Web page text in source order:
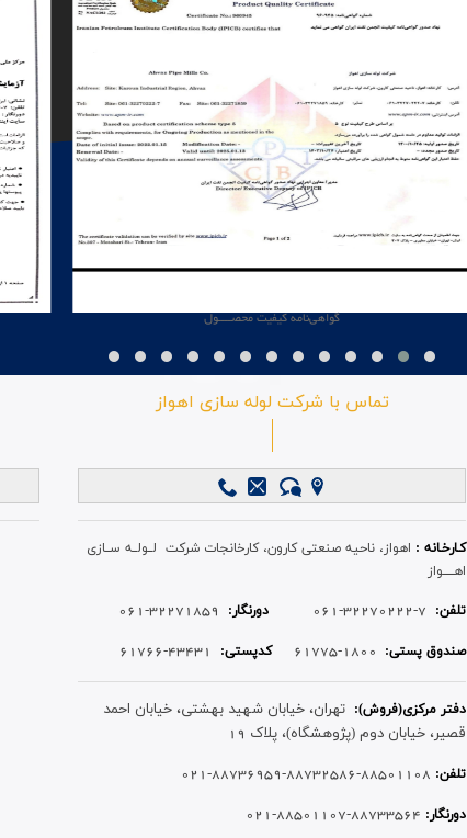
گواهی‌نامه کیفیت محصــــول
تماس با شرکت لوله سازی اهواز
کـارخـانه : اهواز، ناحیه صنعتی کارون، کارخانجات شرکت لــولــه ســازی
اهـــــواز
تلفن: 7-32270222-061 دورنگار: 32271859-061
صندوق پستی: کدپستی: 43431-61766
دفتر مرکزی(فروش): تهران، خیابان شهید بهشتی، خیابان احمد
قصیر، خیابان دوم (پژوهشگاه)، پلاک 19
تلفن:
دورنگار: 88733564-88501107-021